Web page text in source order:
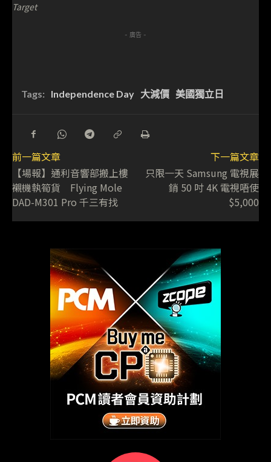
Target
- 廣告 -
Tags: Independence Day 大減價 美國獨立日
前一篇文章
【場報】通利音響部搬上樓
襯機執筍貨 Flying Mole
DAD-M301 Pro 千三有找
下一篇文章
只限一天 Samsung 電視展
銷 50 吋 4K 電視唔使
$5,000